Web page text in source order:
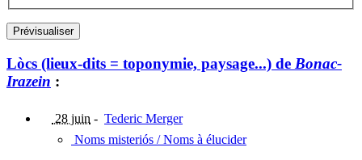
Lòcs (lieux-dits = toponymie, paysage...) de Bonac-
Irazein :
28 juin - Tederic Merger
Noms misteriós / Noms à élucider